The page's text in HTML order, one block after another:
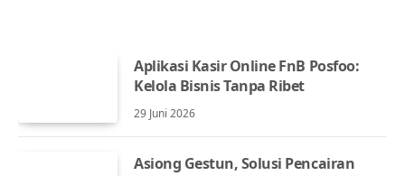
Aplikasi Kasir Online FnB Posfoo:
Kelola Bisnis Tanpa Ribet
29 Juni 2026
Asiong Gestun, Solusi Pencairan